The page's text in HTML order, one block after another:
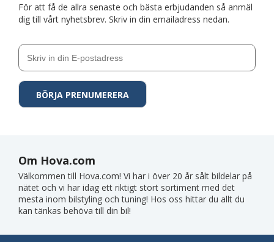
För att få de allra senaste och bästa erbjudanden så anmäl
dig till vårt nyhetsbrev. Skriv in din emailadress nedan.
Om Hova.com
Välkommen till Hova.com! Vi har i över 20 år sålt bildelar på
nätet och vi har idag ett riktigt stort sortiment med det
mesta inom bilstyling och tuning! Hos oss hittar du allt du
kan tänkas behöva till din bil!